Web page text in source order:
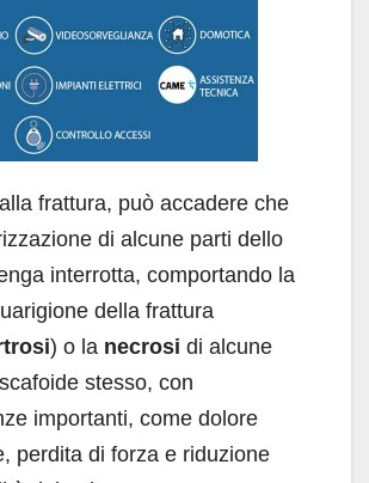
frattura, può accadere che
di alcune parti dello
interrotta, comportando la
della frattura
) o la necrosi di alcune
stesso, con
importanti, come dolore
perdita di forza e riduzione